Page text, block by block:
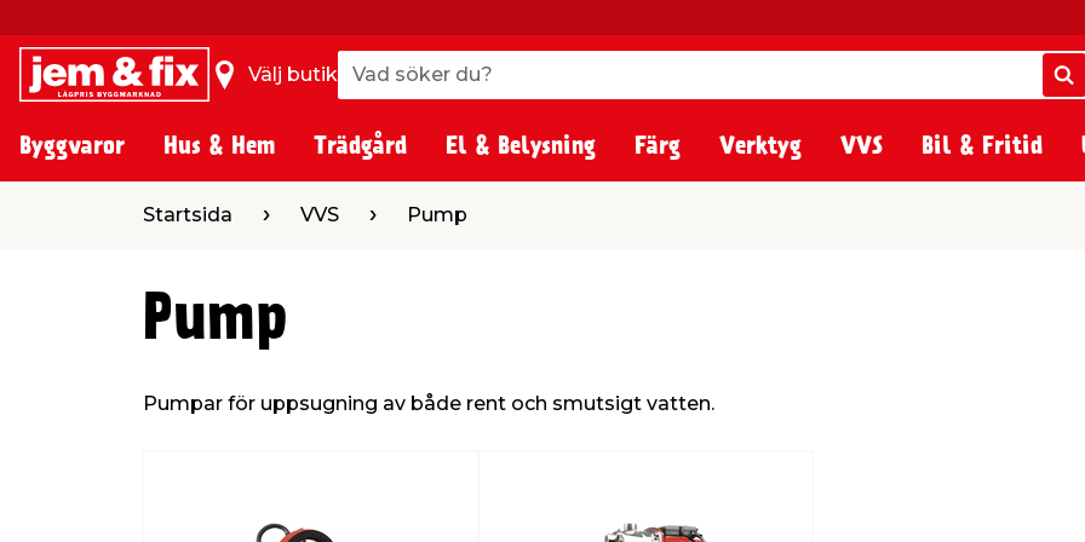
Välj butik Vad söker du?
Vad söker du?
Byggvaror Hus & Hem Trädgård El & Belysning Färg Verktyg VVS Bil & Fritid
Startsida VVS Pump
Pump
Pumpar för uppsugning av både rent och smutsigt vatten.